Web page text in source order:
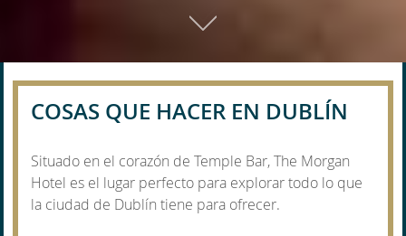
01
COSAS QUE HACER EN DUBLÍN
Situado en el corazón de Temple Bar, The Morgan
Hotel es el lugar perfecto para explorar todo lo que
la ciudad de Dublín tiene para ofrecer.